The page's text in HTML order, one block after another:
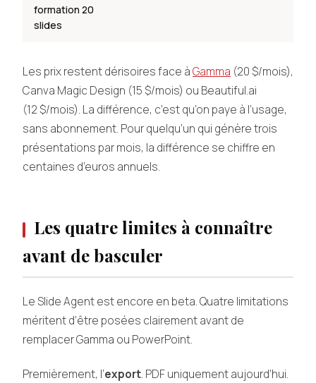
formation 20
slides
Les prix restent dérisoires face àGamma (20 $/mois),
Canva Magic Design (15 $/mois) ou Beautiful.ai
(12 $/mois). La différence, c’est qu’on paye à l’usage,
sans abonnement. Pour quelqu’un qui génère trois
présentations par mois, la différence se chiffre en
centaines d’euros annuels.
Les quatre limites à connaître
avant de basculer
Le Slide Agent est encore en beta. Quatre limitations
méritent d’être posées clairement avant de
remplacer Gamma ou PowerPoint.
Premièrement, l’export. PDF uniquement aujourd’hui.